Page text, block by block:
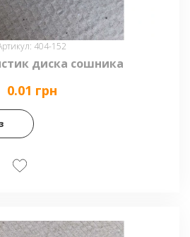
404-152
диска сошника
0.01 грн